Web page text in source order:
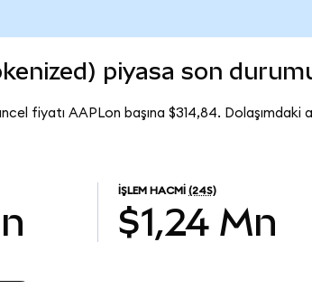
piyasa son
fiyatı AAPLon başına $314,84.
İŞLEM HACMI (24S)
$1,24 Mn